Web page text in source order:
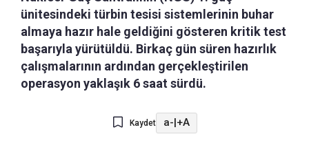
ünitesindeki türbin tesisi sistemlerinin buhar
almaya hazır hale geldiğini gösteren kritik test
başarıyla yürütüldü. Birkaç gün süren hazırlık
çalışmalarının ardından gerçekleştirilen
operasyon yaklaşık 6 saat sürdü.
Kaydet a-|+A